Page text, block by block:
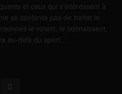
et ceux qui s’intéressent à
se contente pas de traiter le
le voient, le connaissent,
au-delà du sport…